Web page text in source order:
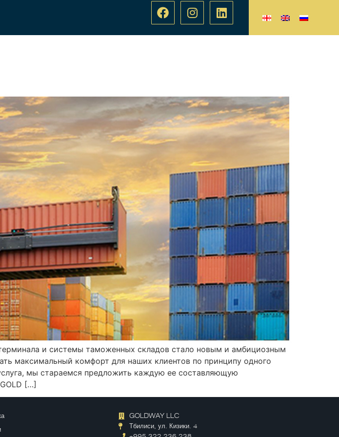
и системы таможенных складов стало новым и амбициозным
максимальный комфорт для наших клиентов по принципу одного
мы стараемся предложить каждую ее составляющую
[…]
GOLDWAY LLC
Тбилиси, ул. Кизики. 4